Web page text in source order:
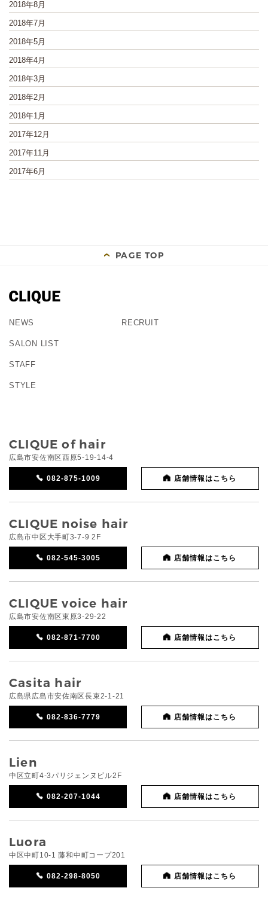
2018年8月
2018年7月
2018年5月
2018年4月
2018年3月
2018年2月
2018年1月
2017年12月
2017年11月
2017年6月
PAGE TOP
NEWS
SALON LIST
STAFF
STYLE
RECRUIT
CLIQUE of hair
広島市安佐南区西原5-19-14-4
082-875-1009 店舗情報はこちら
CLIQUE noise hair
広島市中区大手町3-7-9 2F
082-545-3005 店舗情報はこちら
CLIQUE voice hair
広島市安佐南区東原3-29-22
082-871-7700 店舗情報はこちら
Casita hair
広島県広島市安佐南区長束2-1-21
082-836-7779 店舗情報はこちら
Lien
中区立町4-3パリジェンヌビル2F
082-207-1044 店舗情報はこちら
Luora
中区中町10-1 藤和中町コープ201
082-298-8050 店舗情報はこちら